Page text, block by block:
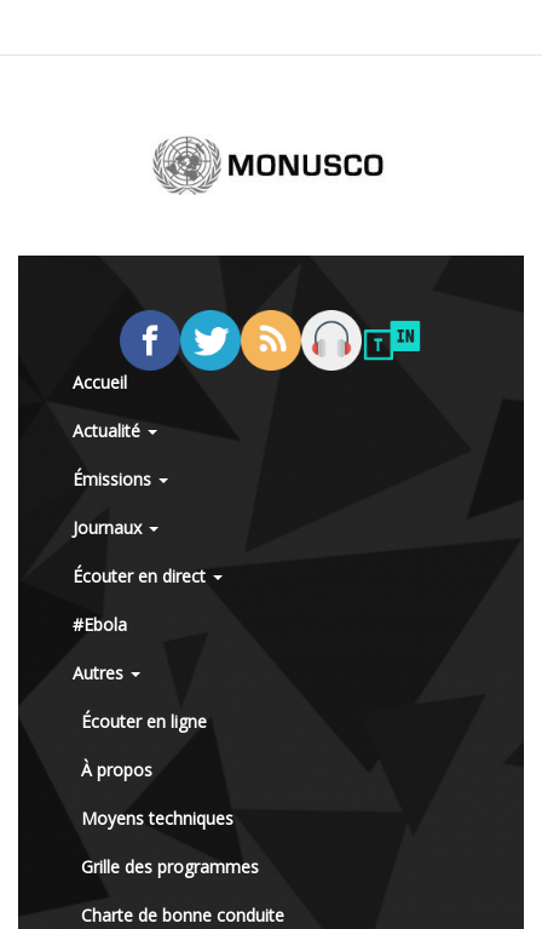
Accueil
Actualité
Émissions
Journaux
Écouter en direct
#Ebola
Autres
Écouter en ligne
À propos
Moyens techniques
Grille des programmes
Charte de bonne conduite